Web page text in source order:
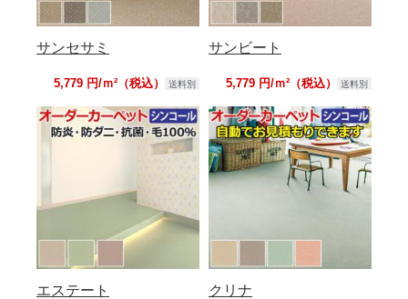
サンセサミ
5,779 円/ｍ²（税込） 送料別
サンビート
5,779 円/ｍ²（税込） 送料別
エステート クリナ